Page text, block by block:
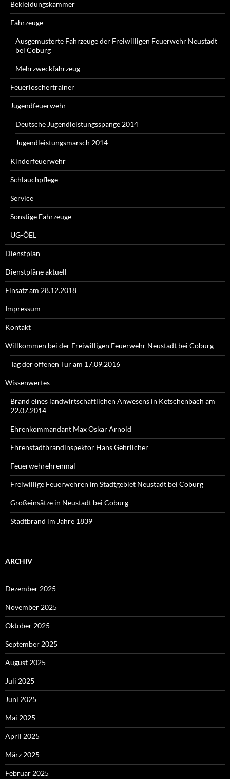
Bekleidungskammer
Fahrzeuge
Ausgemusterte Fahrzeuge der Freiwilligen Feuerwehr Neustadt
bei Coburg
Mehrzweckfahrzeug
Feuerlöschertrainer
Jugendfeuerwehr
Deutsche Jugendleistungsspange 2014
Jugendleistungsmarsch 2014
Kinderfeuerwehr
Schlauchpflege
Service
Sonstige Fahrzeuge
UG-ÖEL
Dienstplan
Dienstpläne aktuell
Einsatz am 28.12.2018
Impressum
Kontakt
Willkommen bei der Freiwilligen Feuerwehr Neustadt bei Coburg
Tag der offenen Tür am 17.09.2016
Wissenwertes
Brand eines landwirtschaftlichen Anwesens in Ketschenbach am
22.07.2014
Ehrenkommandant Max Oskar Arnold
Ehrenstadtbrandinspektor Hans Gehrlicher
Feuerwehrehrenmal
Freiwillige Feuerwehren im Stadtgebiet Neustadt bei Coburg
Großeinsätze in Neustadt bei Coburg
Stadtbrand im Jahre 1839
ARCHIV
Dezember 2025
November 2025
Oktober 2025
September 2025
August 2025
Juli 2025
Juni 2025
Mai 2025
April 2025
März 2025
Februar 2025